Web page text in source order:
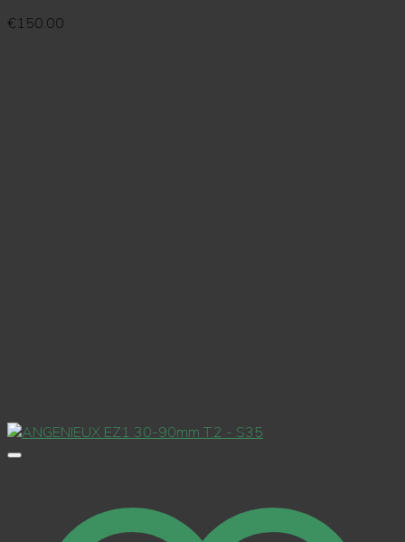
€ 150.00